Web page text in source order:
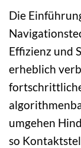
Die
Effizienz und
erheblich
umgehen
so